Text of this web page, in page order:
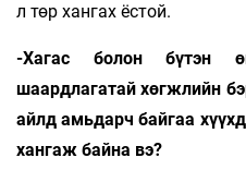
л төр хангах ёстой.
-Хагас болон бүтэн
шаардлагатай хөгжлийн
айлд амьдарч байгаа
хангаж байна вэ?